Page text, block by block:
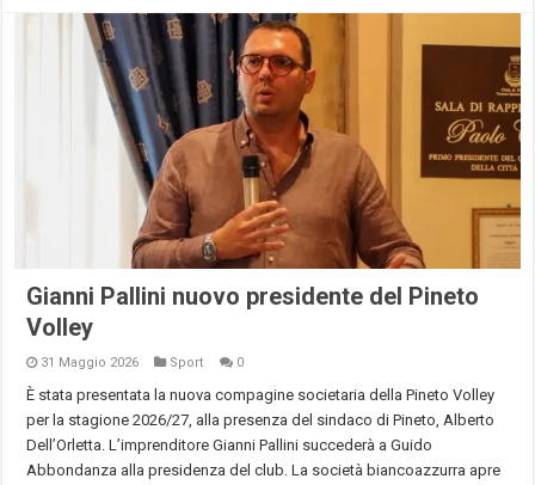
Gianni Pallini nuovo presidente del Pineto
Volley
31 Maggio 2026 Sport 0
È stata presentata la nuova compagine societaria della Pineto Volley
per la stagione 2026/27, alla presenza del sindaco di Pineto, Alberto
Dell’Orletta. L’imprenditore Gianni Pallini succederà a Guido
Abbondanza alla presidenza del club. La società biancoazzurra apre